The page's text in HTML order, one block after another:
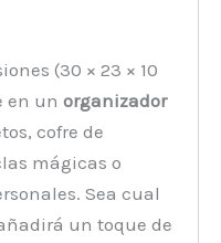
(30 × 23 × 10
en unorganizador
cofre de
mágicas o
Sea cual
un toque de